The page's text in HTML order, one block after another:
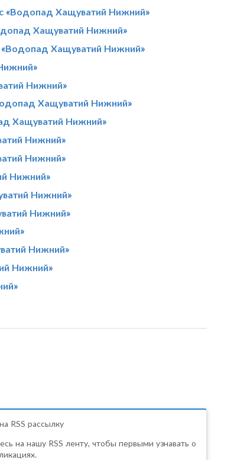
«Водопад Хащуватий Нижний»
Хащуватий Нижний»
«Водопад Хащуватий Нижний»
Нижний»
Хащуватий Нижний»
Хащуватий Нижний»
Нижний»
Нижний»
Нижний»
Нижний»
Нижний»
Нижний»
Нижний»
RSS рассылку
на нашу RSS ленту, чтобы первыми узнавать о